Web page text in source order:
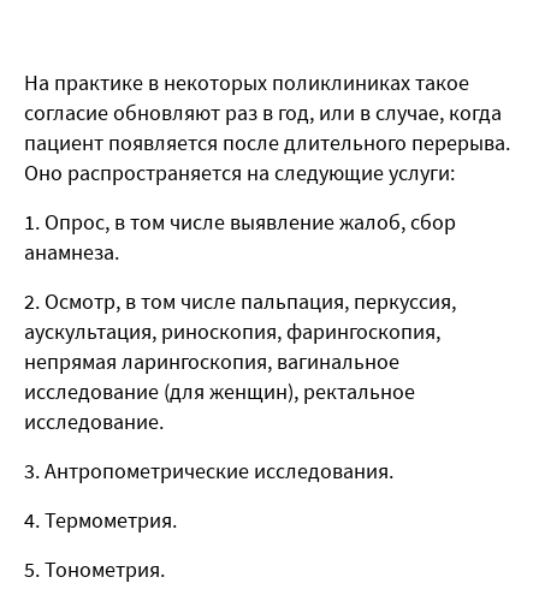
На практике в некоторых поликлиниках такое
согласие обновляют раз в год, или в случае, когда
пациент появляется после длительного перерыва.
Оно распространяется на следующие услуги:
1. Опрос, в том числе выявление жалоб, сбор
анамнеза.
2. Осмотр, в том числе пальпация, перкуссия,
аускультация, риноскопия, фарингоскопия,
непрямая ларингоскопия, вагинальное
исследование (для женщин), ректальное
исследование.
3. Антропометрические исследования.
4. Термометрия.
5. Тонометрия.